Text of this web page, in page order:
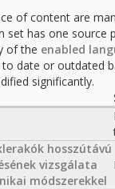
of content are
set has one source
of the enabled
date or outdated
significantly.
hosszútávú
vizsgálata
módszerekkel